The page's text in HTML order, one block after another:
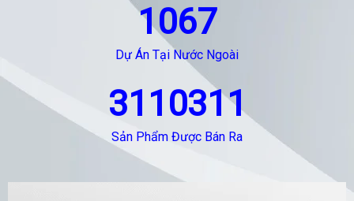
1067
Dự Án Tại Nước Ngoài
3110311
Sản Phẩm Được Bán Ra